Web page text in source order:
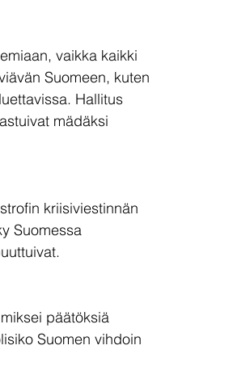
vaikka kaikki
Suomeen, kuten
Hallitus
mädäksi
kriisiviestinnän
Suomessa
päätöksiä
Suomen vihdoin